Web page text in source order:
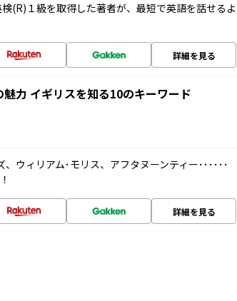
(R)１級を取得した著者が、最短で英語を話せるよ
詳細を見る
力 イギリスを知る10のキーワード
ウィリアム･モリス、アフタヌーンティー･･････
詳細を見る